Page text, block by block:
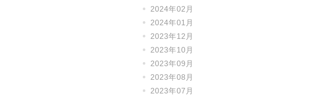
2024年02月
2024年01月
2023年12月
2023年10月
2023年09月
2023年08月
2023年07月